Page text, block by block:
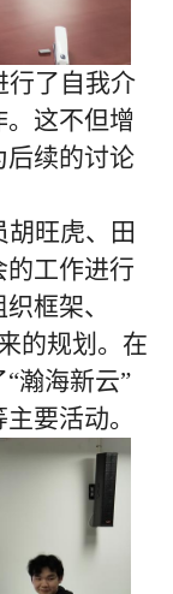
行了自我介
这不但增
后续的讨论
旺虎、田
的工作进行
框架、
的规划。在
瀚海新云”
要活动。